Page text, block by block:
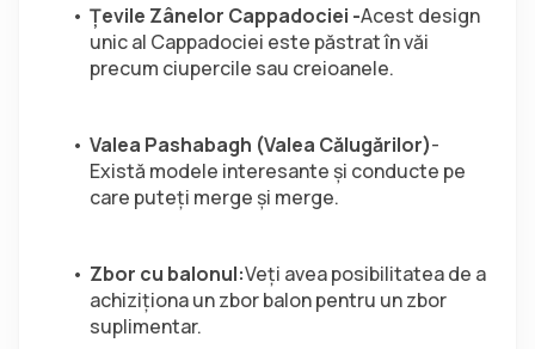
Ţevile Zânelor Cappadociei -Acest design
unic al Cappadociei este păstrat în văi
precum ciupercile sau creioanele.
Valea Pashabagh (Valea Călugărilor)-
Există modele interesante și conducte pe
care puteți merge și merge.
Zbor cu balonul:Veți avea posibilitatea de a
achiziționa un zbor balon pentru un zbor
suplimentar.